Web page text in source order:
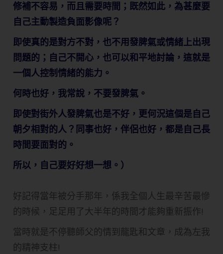
修補不容易，而且需要時間；既然如此，為甚麼要
自己主動製造負面影像呢？
即使真的是對方不對，也不用發脾氣或情緒上出現
問題的；自己不開心，也可以和平地討論，這就是
一個人控制情緒的能力。
何時也好，我常說，不要發脾氣。
即使對街外人發脾氣也是不好，更何況這個是自己
朝夕相對的人？同事也好，伴侶也好，都是自己長
時間要面對的。
所以，自己要好好想一想。）
好記得當年被分手那年，係我全個人生最辛苦最慘
的時候，足足用了大半年的時間才能夠重新振作!
當時就是不停聽師父的情到龍匙和文章，成為左我
的精神支柱!